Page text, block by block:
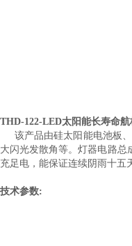
THD-122-LED太阳能长寿命航
该产品由硅太阳能电池板
大闪光发散角等。灯器电路
充足电，能保证连续阴雨十五
技术参数: